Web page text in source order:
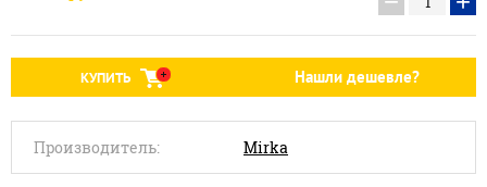
КУПИТЬ Нашли дешевле?
Производитель: Mirka